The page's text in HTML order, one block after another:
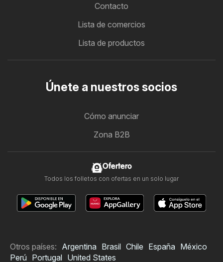
Contacto
Lista de comercios
Lista de productos
Únete a nuestros socios
Cómo anunciar
Zona B2B
Ofertero
Todos los folletos con ofertas en un solo lugar
Otros países: Argentina Brasil Chile España México
Perú Portugal United States